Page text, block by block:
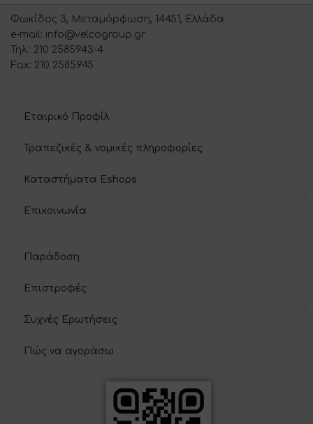
Φωκίδος 3, Μεταμόρφωση, 14451, Ελλάδα
e-mail: info@velcogroup.gr
Τηλ.: 210 2585943-4
Fax: 210 2585945
Εταιρικό Προφίλ
Τραπεζικές & νομικές πληροφορίες
Καταστήματα Eshops
Επικοινωνία
Παράδοση
Επιστροφές
Συχνές Ερωτήσεις
Πώς να αγοράσω